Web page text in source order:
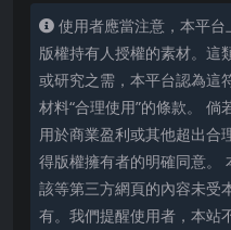
使用者應當注意，本平
版權持有人授權的素材。這
或研究之需，本平台認為這
材料“合理使用”的條款。
用於商業盈利或其他超出合
得版權擁有者的明確同意。
該等第三方網頁的內容未受
有。我們提醒使用者，本站